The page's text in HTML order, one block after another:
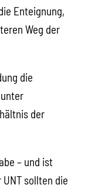
Enteignung,
Weg der
die
der
– und ist
sollten die